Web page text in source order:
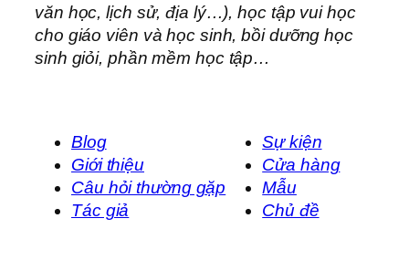
văn học, lịch sử, địa lý…), học tập vui học
cho giáo viên và học sinh, bồi dưỡng học
sinh giỏi, phần mềm học tập…
Blog
Giới thiệu
Câu hỏi thường gặp
Tác giả
Sự kiện
Cửa hàng
Mẫu
Chủ đề